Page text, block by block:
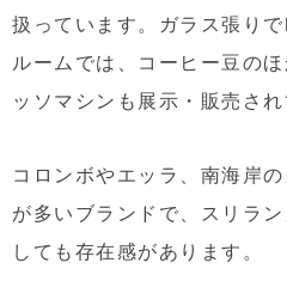
扱っています。ガラス張り
ルームでは、コーヒー豆の
ッソマシンも展示・販売され
コロンボやエッラ、南海岸
が多いブランドで、スリラ
しても存在感があります。